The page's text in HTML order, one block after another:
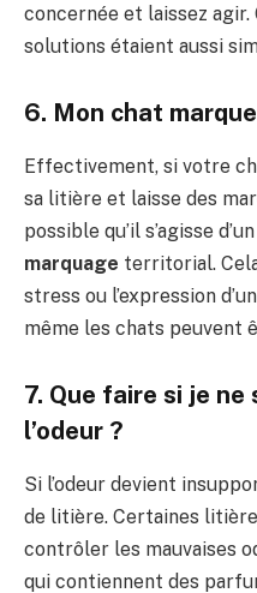
concernée et laissez agir.
solutions étaient aussi
6. Mon chat
Effectivement, si votre
sa litière et laisse des
possible qu’il s’agisse
marquage territorial.
stress ou l’expression
même les chats peuvent
7. Que faire si je
l’odeur ?
Si l’odeur devient
de litière. Certaines
contrôler les mauvaises
qui contiennent des